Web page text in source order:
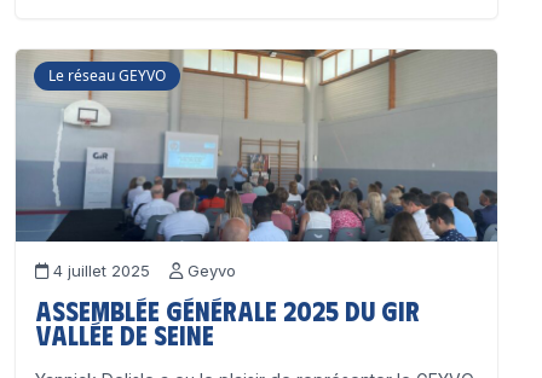
Le réseau GEYVO
4 juillet 2025 Geyvo
Assemblée Générale 2025 du GIR
Vallée de Seine